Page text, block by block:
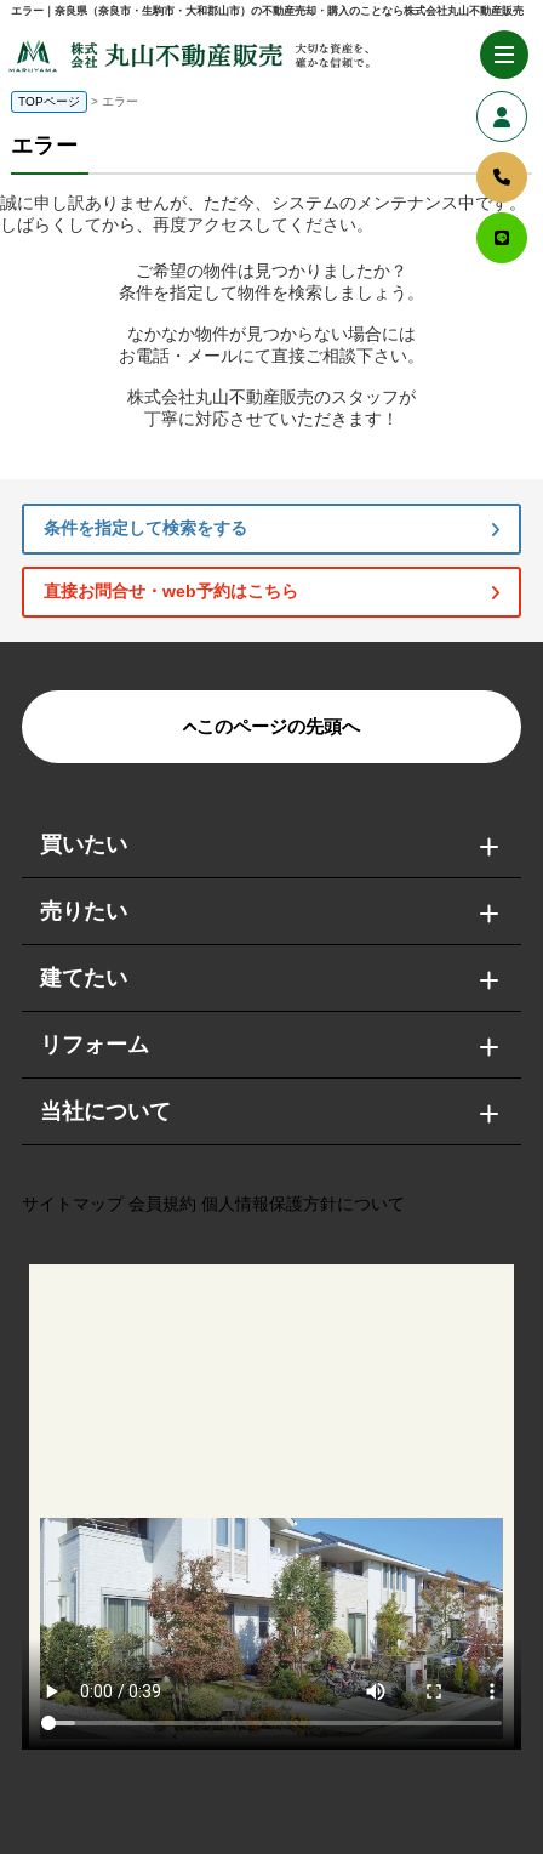
エラー｜奈良県（奈良市・生駒市・大和郡山市）の不動産売却・購入のことなら株式会社丸山不動産販売
TOPページ > エラー
エラー
誠に申し訳ありませんが、ただ今、システムのメンテナンス中です。
しばらくしてから、再度アクセスしてください。
ご希望の物件は見つかりましたか？
条件を指定して物件を検索しましょう。
なかなか物件が見つからない場合には
お電話・メールにて直接ご相談下さい。
株式会社丸山不動産販売のスタッフが
丁寧に対応させていただきます！
条件を指定して検索をする
直接お問合せ・web予約はこちら
このページの先頭へ
買いたい
売りたい
建てたい
リフォーム
当社について
サイトマップ 会員規約 個人情報保護方針について